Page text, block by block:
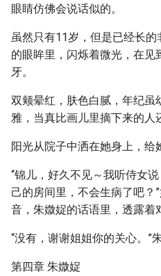
眼睛仿佛会说话似的。
虽然只有11岁，但是已经长
的眼眸里，闪烁着微光，在见
牙。
双颊晕红，肤色白腻，年纪虽
雅，当真比画儿里摘下来的人
阳光从院子中洒在她身上，给
“锦儿，好久不见～我听侍女
己的房间里，不会生病了吧？
音，朱媺娖的话语里，透露着
“没有，谢谢姐姐你的关心。”
第四章 朱媺娖